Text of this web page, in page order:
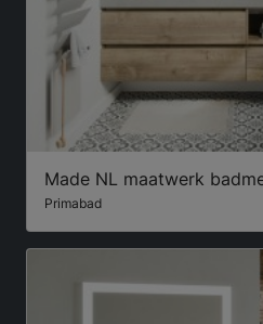
Made NL maatwerk
Primabad